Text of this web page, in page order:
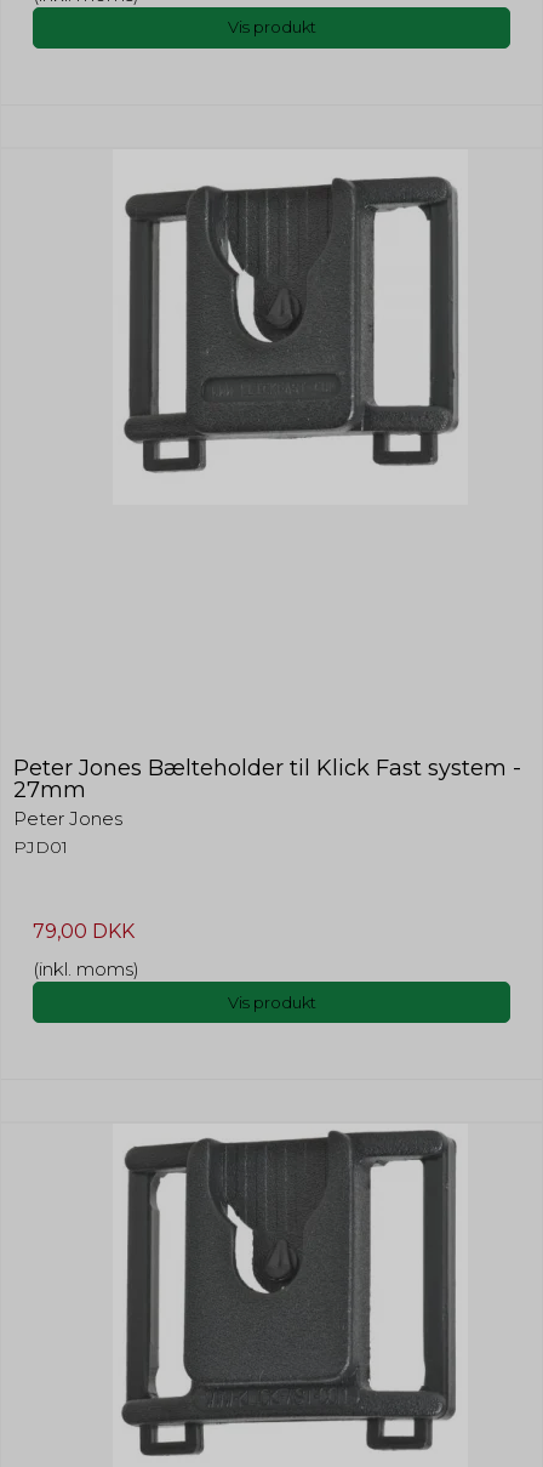
Vis produkt
Peter Jones Bælteholder til Klick Fast system -
27mm
Peter Jones
PJD01
79,00 DKK
(inkl. moms)
Vis produkt